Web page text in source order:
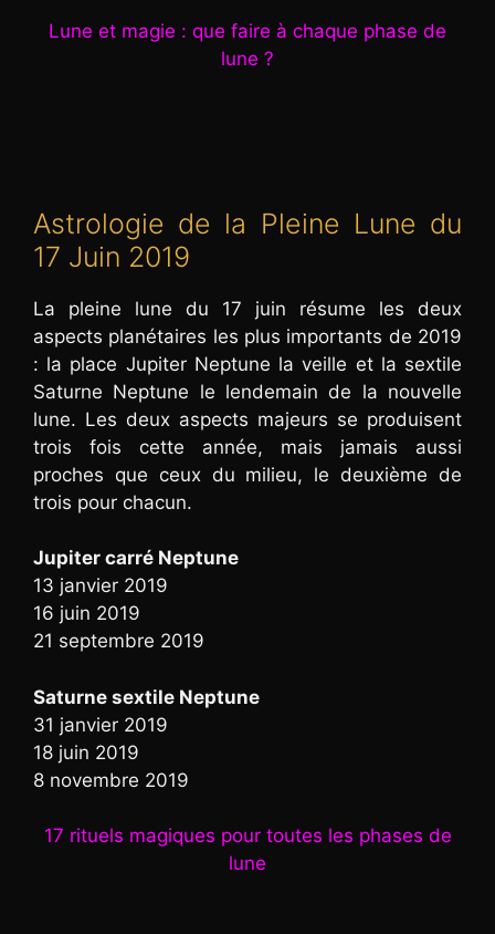
Lune et magie : que faire à chaque phase de
lune ?
Astrologie de la Pleine Lune du
17 Juin 2019
La pleine lune du 17 juin résume les deux
aspects planétaires les plus importants de 2019
: la place Jupiter Neptune la veille et la sextile
Saturne Neptune le lendemain de la nouvelle
lune. Les deux aspects majeurs se produisent
trois fois cette année, mais jamais aussi
proches que ceux du milieu, le deuxième de
trois pour chacun.
Jupiter carré Neptune
13 janvier 2019
16 juin 2019
21 septembre 2019
Saturne sextile Neptune
31 janvier 2019
18 juin 2019
8 novembre 2019
17 rituels magiques pour toutes les phases de
lune